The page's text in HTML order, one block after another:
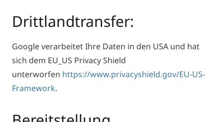
Drittlandtransfer:
Google verarbeitet Ihre Daten in den USA und hat
sich dem EU_US Privacy Shield
unterworfen https://www.privacyshield.gov/EU-US-
Framework.